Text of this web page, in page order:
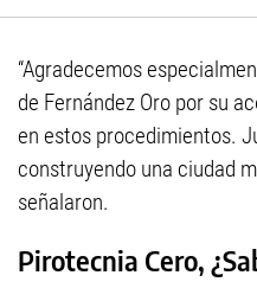
“Agradecemos
de Fernández Oro por su
en estos procedimientos.
construyendo una ciudad
señalaron.
Pirotecnia Cero,